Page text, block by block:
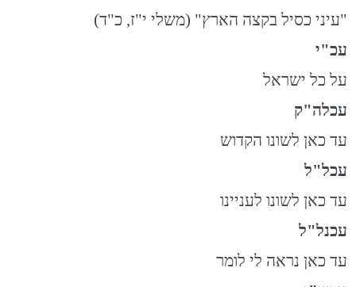
"עיני כסיל בקצה הארץ" (משלי י"ז, כ"ד)
עכ"י
על כל ישראל
עכלה"ק
עד כאן לשונו הקדוש
עכל"ל
עד כאן לשונו לעניינו
עכנל"ל
עד כאן נראה לי לומר